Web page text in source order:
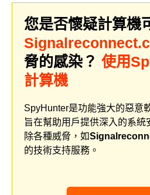
您是否懷疑計算機
脅的感染？ 使用
計算機
SpyHunter是功能強大的惡意
旨在幫助用戶提供深入的系統
除各種威脅，如
的技術支持服務。